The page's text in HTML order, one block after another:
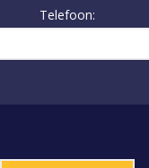
Telefoon: